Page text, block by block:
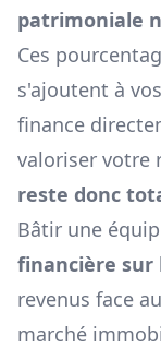
patrimoniale
Ces
s'ajoutent à
finance
valoriser votre
reste donc
Bâtir une
financière sur
revenus face
marché